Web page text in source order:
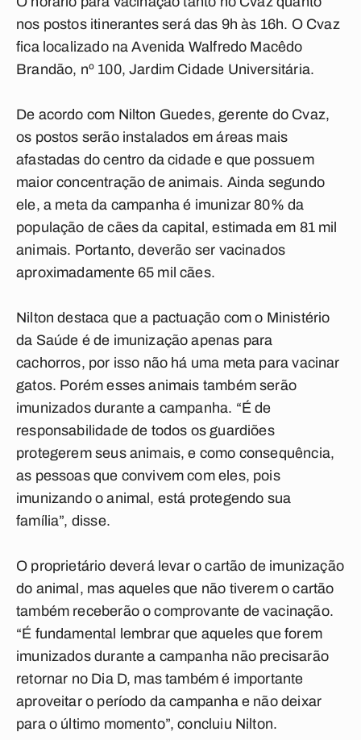
nos postos itinerantes será das 9h às 16h. O Cvaz
fica localizado na Avenida Walfredo Macêdo
Brandão, nº 100, Jardim Cidade Universitária.
De acordo com Nilton Guedes, gerente do Cvaz,
os postos serão instalados em áreas mais
afastadas do centro da cidade e que possuem
maior concentração de animais. Ainda segundo
ele, a meta da campanha é imunizar 80% da
população de cães da capital, estimada em 81 mil
animais. Portanto, deverão ser vacinados
aproximadamente 65 mil cães.
Nilton destaca que a pactuação com o Ministério
da Saúde é de imunização apenas para
cachorros, por isso não há uma meta para vacinar
gatos. Porém esses animais também serão
imunizados durante a campanha. “É de
responsabilidade de todos os guardiões
protegerem seus animais, e como consequência,
as pessoas que convivem com eles, pois
imunizando o animal, está protegendo sua
família”, disse.
O proprietário deverá levar o cartão de imunização
do animal, mas aqueles que não tiverem o cartão
também receberão o comprovante de vacinação.
“É fundamental lembrar que aqueles que forem
imunizados durante a campanha não precisarão
retornar no Dia D, mas também é importante
aproveitar o período da campanha e não deixar
para o último momento”, concluiu Nilton.